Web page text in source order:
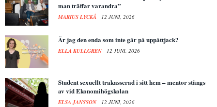
man träffar varandra”
MARIUS LYCKÅ 12 JUNI, 2026
Är jag den enda som inte går på uppåttjack?
ELLA KULLGREN 12 JUNI, 2026
Student sexuellt trakasserad i sitt hem – mentor stängs
av vid Ekonomihögskolan
ELSA JANSSON 12 JUNI, 2026